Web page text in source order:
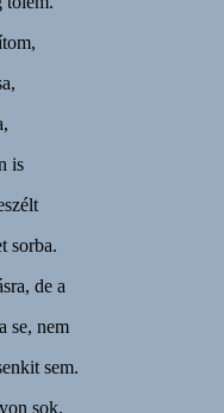
is
sorba.
de a
se, nem
sem.
sok,